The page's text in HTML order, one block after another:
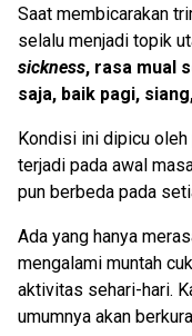
Saat membicarakan
selalu menjadi topik
sickness, rasa mual
saja, baik pagi,
Kondisi ini dipicu
terjadi pada awal
pun berbeda pada
Ada yang hanya
mengalami muntah
aktivitas sehari-hari.
umumnya akan